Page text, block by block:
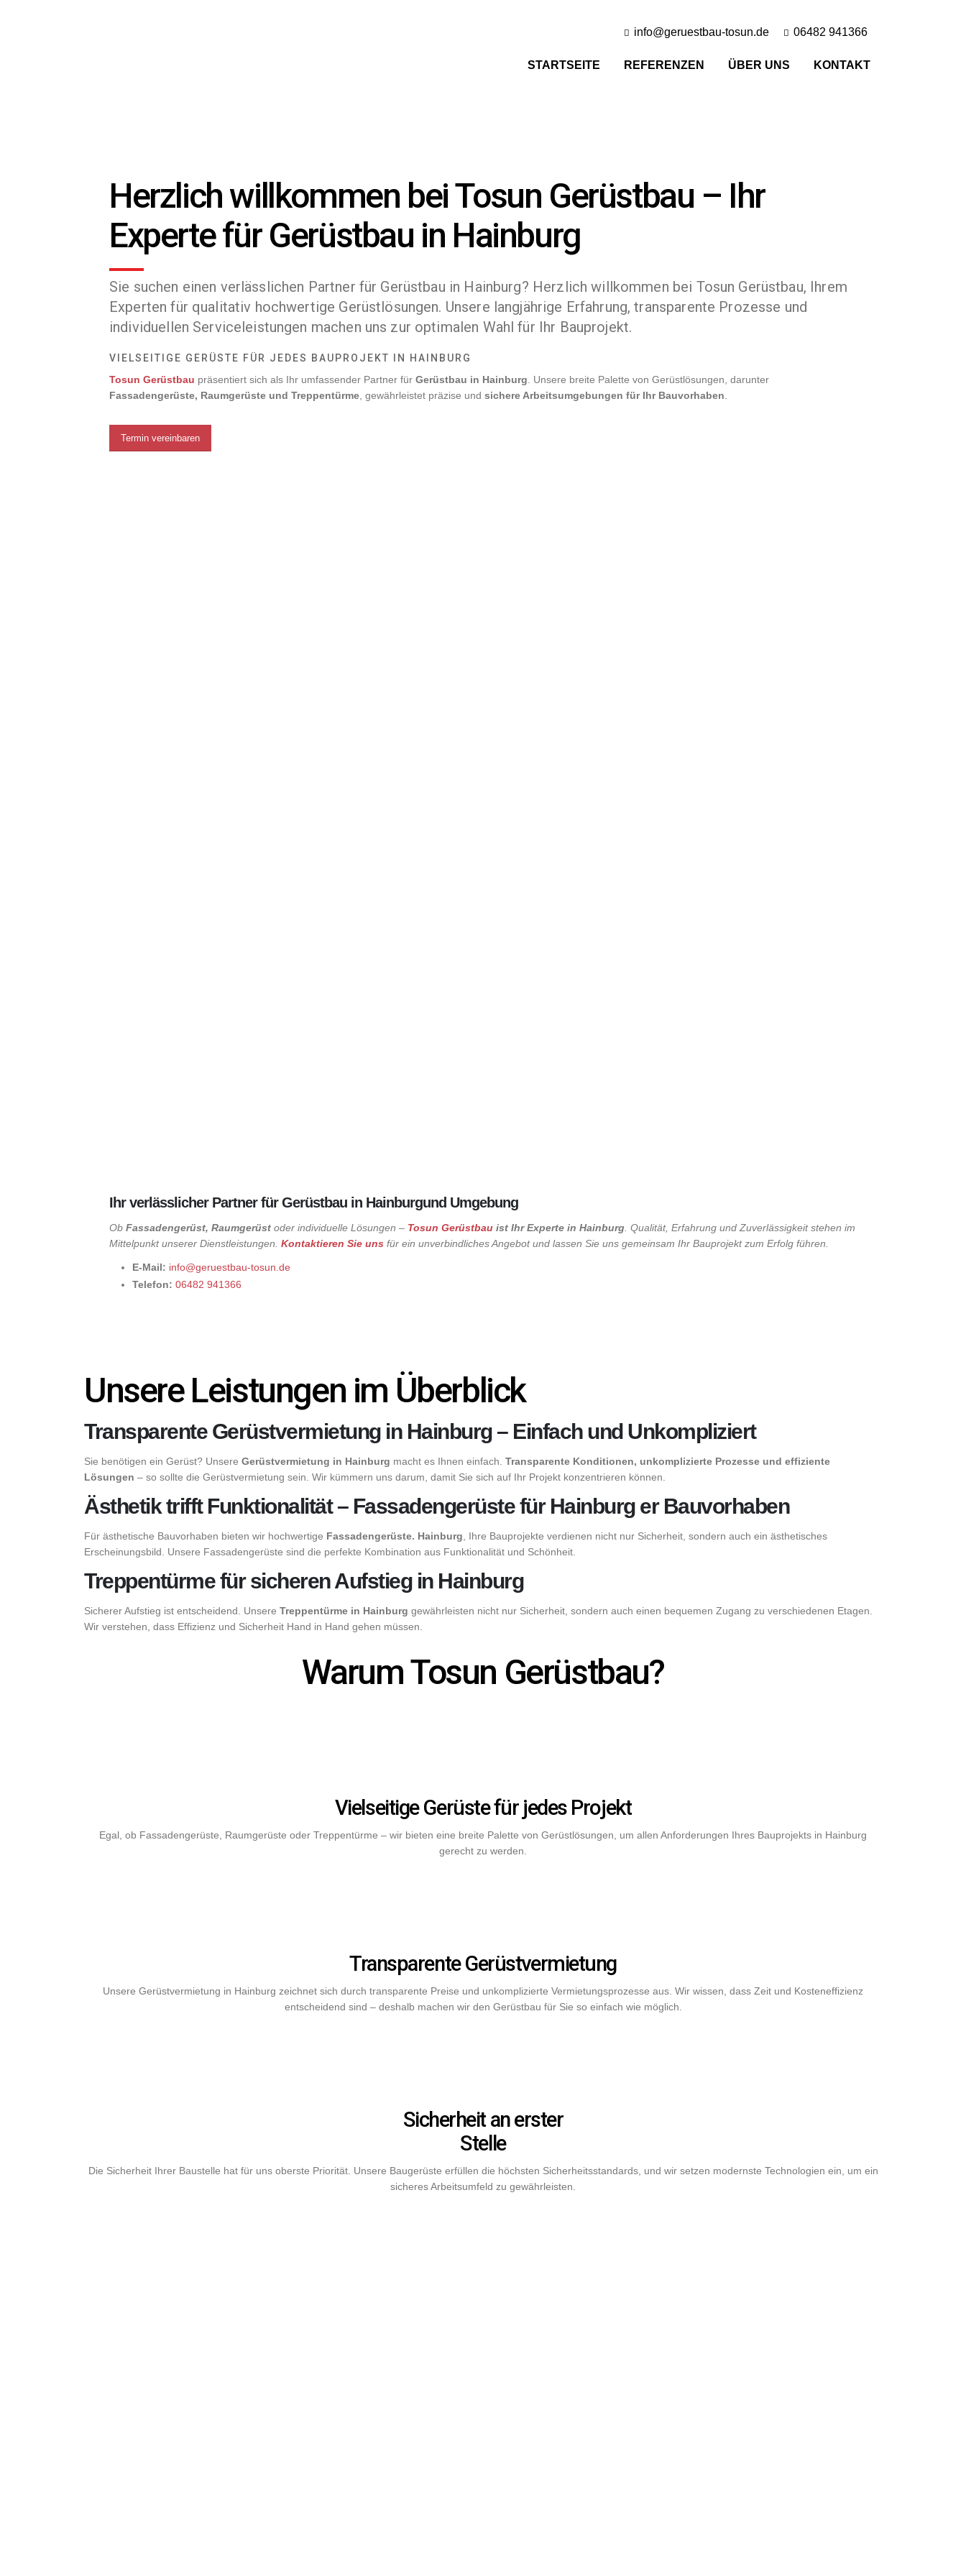
info@geruestbau-tosun.de 06482 941366
STARTSEITE REFERENZEN ÜBER UNS KONTAKT
Herzlich willkommen bei Tosun Gerüstbau – Ihr
Experte für Gerüstbau in Hainburg
Sie suchen einen verlässlichen Partner für Gerüstbau in Hainburg? Herzlich willkommen bei Tosun Gerüstbau, Ihrem
Experten für qualitativ hochwertige Gerüstlösungen. Unsere langjährige Erfahrung, transparente Prozesse und
individuellen Serviceleistungen machen uns zur optimalen Wahl für Ihr Bauprojekt.
VIELSEITIGE GERÜSTE FÜR JEDES BAUPROJEKT IN HAINBURG
Tosun Gerüstbau präsentiert sich als Ihr umfassender Partner für Gerüstbau in Hainburg . Unsere breite Palette von Gerüstlösungen, darunter
Fassadengerüste, Raumgerüste und Treppentürme , gewährleistet präzise und sichere Arbeitsumgebungen für Ihr Bauvorhaben
Termin vereinbaren
Ihr verlässlicher Partner für Gerüstbau in Hainburgund Umgebung
Ob Fassadengerüst, Raumgerüst oder individuelle Lösungen – Tosun Gerüstbau ist Ihr Experte in Hainburg . Qualität, Erfahrung und Zuverlässigkeit stehen im
Mittelpunkt unserer Dienstleistungen. Kontaktieren Sie uns für ein unverbindliches Angebot und lassen Sie uns gemeinsam Ihr Bauprojekt zum Erfolg führen.
E-Mail: info@geruestbau-tosun.de
Telefon: 06482 941366
Unsere Leistungen im Überblick
Transparente Gerüstvermietung in Hainburg – Einfach und Unkompliziert
Sie benötigen ein Gerüst? Unsere Gerüstvermietung in Hainburg macht es Ihnen einfach. Transparente Konditionen, unkomplizierte Prozesse und effiziente
Lösungen – so sollte die Gerüstvermietung sein. Wir kümmern uns darum, damit Sie sich auf Ihr Projekt konzentrieren können.
Ästhetik trifft Funktionalität – Fassadengerüste für Hainburg er Bauvorhaben
Für ästhetische Bauvorhaben bieten wir hochwertige Fassadengerüste. Hainburg , Ihre Bauprojekte verdienen nicht nur Sicherheit, sondern auch ein ästhetisches
Erscheinungsbild. Unsere Fassadengerüste sind die perfekte Kombination aus Funktionalität und Schönheit.
Treppentürme für sicheren Aufstieg in Hainburg
Sicherer Aufstieg ist entscheidend. Unsere Treppentürme in Hainburg gewährleisten nicht nur Sicherheit, sondern auch einen bequemen Zugang zu verschiedenen Etagen.
Wir verstehen, dass Effizienz und Sicherheit Hand in Hand gehen müssen.
Warum Tosun Gerüstbau?
Vielseitige Gerüste für jedes Projekt
Egal, ob Fassadengerüste, Raumgerüste oder Treppentürme – wir bieten eine breite Palette von Gerüstlösungen, um allen Anforderungen Ihres Bauprojekts in Hainburg
gerecht zu werden.
Transparente Gerüstvermietung
Unsere Gerüstvermietung in Hainburg zeichnet sich durch transparente Preise und unkomplizierte Vermietungsprozesse aus. Wir wissen, dass Zeit und Kosteneffizienz
entscheidend sind – deshalb machen wir den Gerüstbau für Sie so einfach wie möglich.
Sicherheit an erster
Stelle
Die Sicherheit Ihrer Baustelle hat für uns oberste Priorität. Unsere Baugerüste erfüllen die höchsten Sicherheitsstandards, und wir setzen modernste Technologien ein, um ein
sicheres Arbeitsumfeld zu gewährleisten.